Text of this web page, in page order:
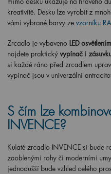
kreativitě. Desku lze vyrobit z
vámi vybrané barvy ze vzorníku
Zrcadlo je vybaveno LED
najdete praktický vypínač i
si každé ráno před zrcadlem
vypínač jsou v univerzální
S čím lze
INVENCE?
Kulaté zrcadlo INVENCE si bude
zaoblenými rohy či moderními
jednodušší bude vzhled celého